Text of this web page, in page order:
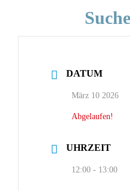
Suche
DATUM
März 10 2026
Abgelaufen!
UHRZEIT
12:00 - 13:00